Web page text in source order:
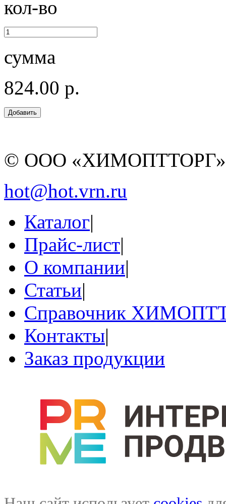
кол-во
сумма
824.00 р.
© ООО
hot@hot.vrn.ru
Каталог|
Прайс-лист|
О компании|
Статьи|
Справочник
Контакты|
Заказ продукции